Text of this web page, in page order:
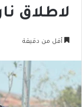
لاطلاق
أقل من دقيقة